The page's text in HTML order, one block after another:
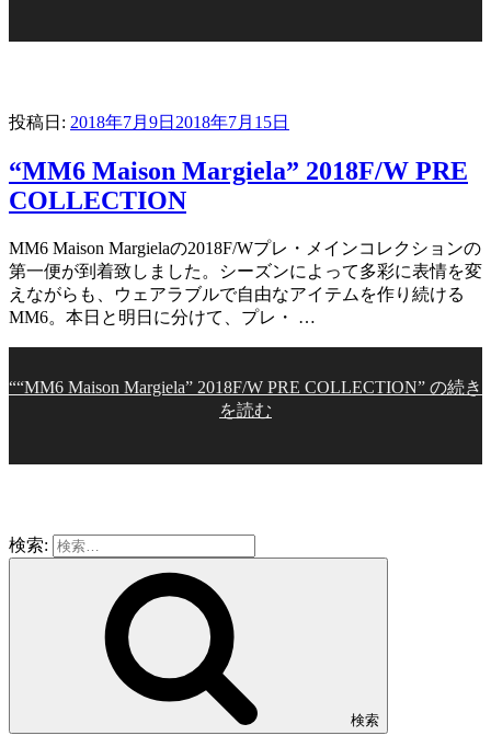
投稿日: 2018年7月9日 2018年7月15日
“MM6 Maison Margiela” 2018F/W PRE
COLLECTION
MM6 Maison Margielaの2018F/Wプレ・メインコレクションの
第一便が到着致しました。シーズンによって多彩に表情を変
えながらも、ウェアラブルで自由なアイテムを作り続ける
MM6。本日と明日に分けて、プレ・ …
““MM6 Maison Margiela” 2018F/W PRE COLLECTION” の続き
を読む
検索:
検索